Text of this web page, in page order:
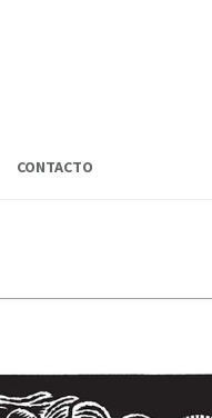
CONTACTO